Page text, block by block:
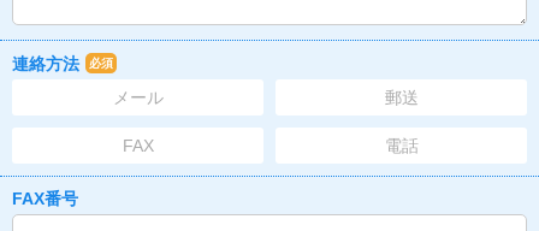
連絡方法 必須
メール 郵送
FAX 電話
FAX番号